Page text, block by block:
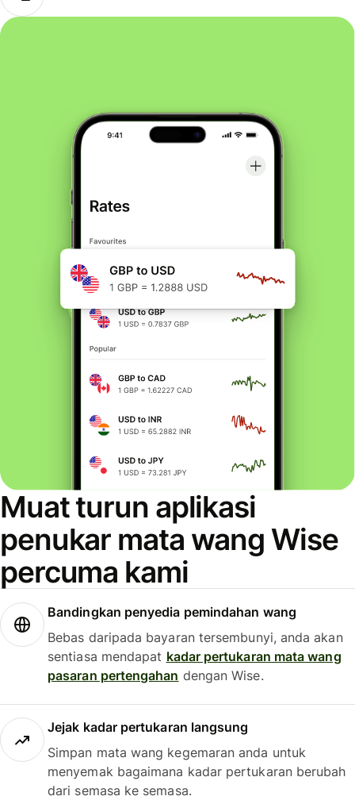
Muat turun aplikasi
penukar mata wang Wise
percuma kami
Bandingkan penyedia pemindahan wang
Bebas daripada bayaran tersembunyi, anda akan
sentiasa mendapat kadar pertukaran mata wang
pasaran pertengahan dengan Wise.
Jejak kadar pertukaran langsung
Simpan mata wang kegemaran anda untuk
menyemak bagaimana kadar pertukaran berubah
dari semasa ke semasa.